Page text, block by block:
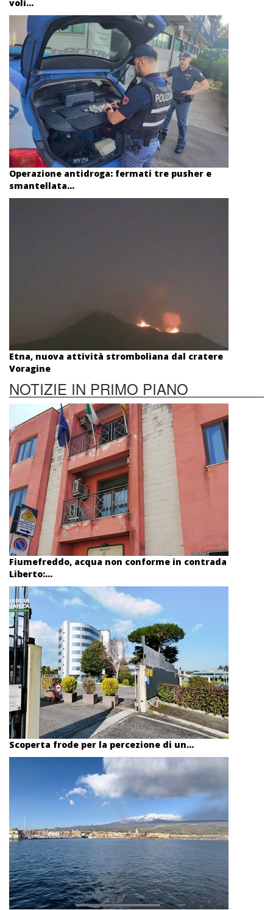
voli...
Operazione antidroga: fermati tre pusher e
smantellata...
Etna, nuova attività stromboliana dal cratere
Voragine
NOTIZIE IN PRIMO PIANO
Fiumefreddo, acqua non conforme in contrada
Liberto:...
Scoperta frode per la percezione di un...